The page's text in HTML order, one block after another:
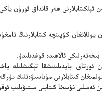
ئېلكىتابلارنى ھەر قانداق ئورۇن
يوللانغان كۆپىنچە كىتابلارنىڭ
ئورتاق پايدىلىنىشقا تېگىشلىك
كىتابلارنى مۇناسىۋەتلىك